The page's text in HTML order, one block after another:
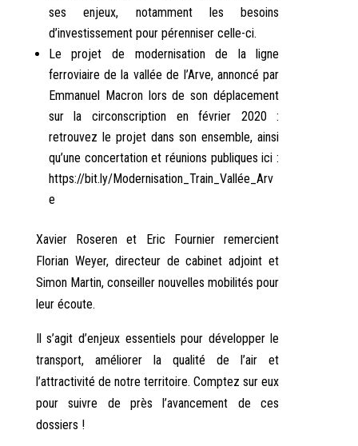
ses enjeux, notamment les besoins
d’investissement pour pérenniser celle-ci.
Le projet de modernisation de la ligne
ferroviaire de la vallée de l’Arve, annoncé par
Emmanuel Macron lors de son déplacement
sur la circonscription en février 2020 :
retrouvez le projet dans son ensemble, ainsi
qu’une concertation et réunions publiques ici :
https://bit.ly/Modernisation_Train_Vallée_Arv
e
Xavier Roseren et Eric Fournier remercient
Florian Weyer, directeur de cabinet adjoint et
Simon Martin, conseiller nouvelles mobilités pour
leur écoute.
Il s’agit d’enjeux essentiels pour développer le
transport, améliorer la qualité de l’air et
l’attractivité de notre territoire. Comptez sur eux
pour suivre de près l’avancement de ces
dossiers !